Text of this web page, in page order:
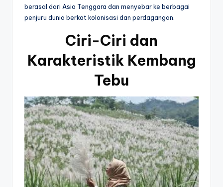
berasal dari Asia Tenggara dan menyebar ke berbagai
penjuru dunia berkat kolonisasi dan perdagangan.
Ciri-Ciri dan
Karakteristik Kembang
Tebu